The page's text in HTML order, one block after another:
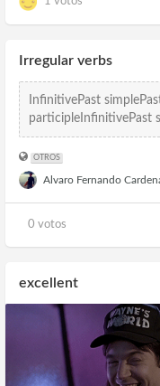
Irregular verbs
InfinitivePast
participleInfinitivePast
OTROS
Alvaro Fernando
0 votos
excellent